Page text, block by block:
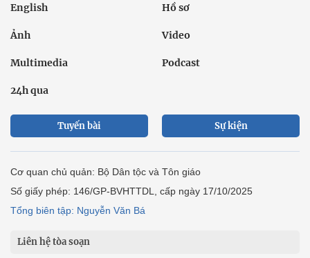
English Hồ sơ
Ảnh Video
Multimedia Podcast
24h qua
Tuyến bài Sự kiện
Cơ quan chủ quản: Bộ Dân tộc và Tôn giáo
Số giấy phép: 146/GP-BVHTTDL, cấp ngày 17/10/2025
Tổng biên tập: Nguyễn Văn Bá
Liên hệ tòa soạn